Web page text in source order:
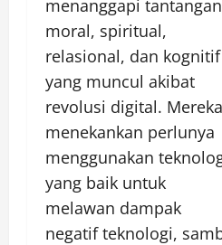
menanggapi tantangan
moral, spiritual,
relasional, dan kognitif
yang muncul akibat
revolusi digital. Mereka
menekankan perlunya
menggunakan
yang baik untuk
melawan dampak
negatif teknologi,